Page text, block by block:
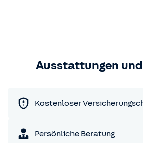
Ausstattungen
Kostenloser
Persönliche Beratung